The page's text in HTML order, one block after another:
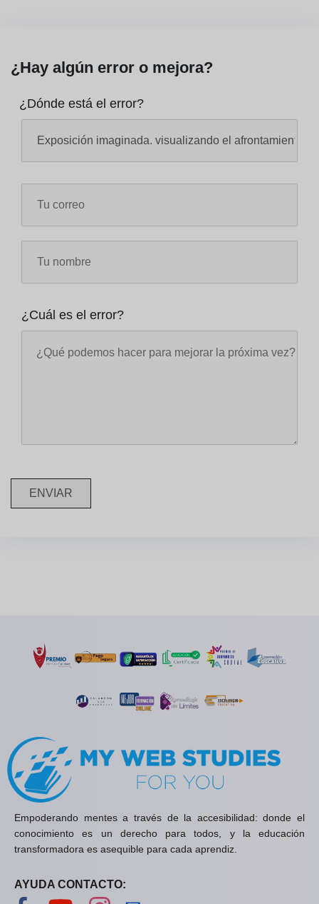
¿Hay algún error o mejora?
¿Dónde está el error?
¿Cuál es el error?
ENVIAR
Empoderando mentes a través de la accesibilidad: donde el
conocimiento es un derecho para todos, y la educación
transformadora es asequible para cada aprendiz.
AYUDA CONTACTO:
Visítanos en Facebook
Visítanos en YouTube
Visítanos en Instagram